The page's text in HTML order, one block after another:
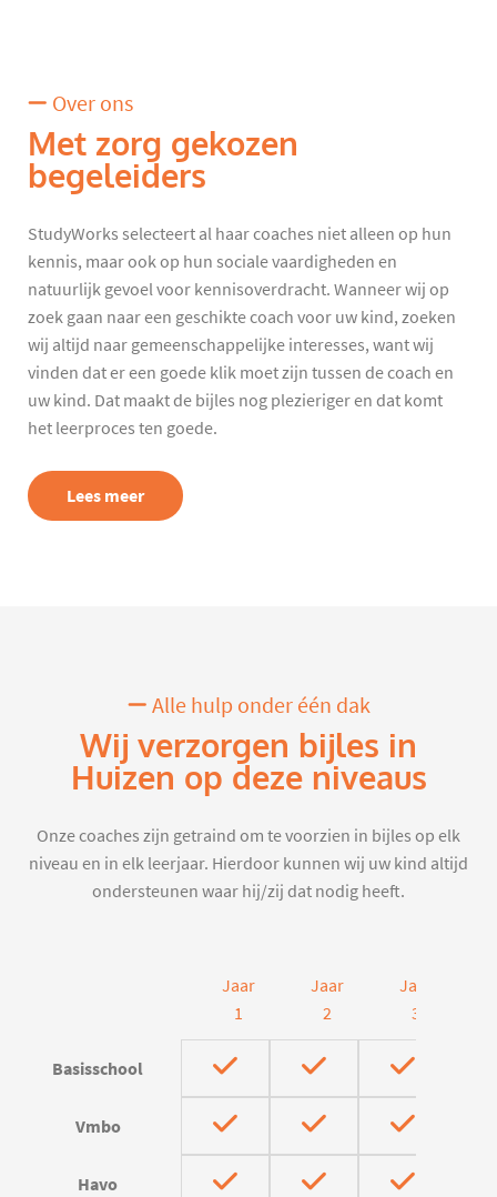
Over ons
Met zorg gekozen
begeleiders
StudyWorks selecteert al haar coaches niet alleen op hun
kennis, maar ook op hun sociale vaardigheden en
natuurlijk gevoel voor kennisoverdracht. Wanneer wij op
zoek gaan naar een geschikte coach voor uw kind, zoeken
wij altijd naar gemeenschappelijke interesses, want wij
vinden dat er een goede klik moet zijn tussen de coach en
uw kind. Dat maakt de bijles nog plezieriger en dat komt
het leerproces ten goede.
Lees meer
Alle hulp onder één dak
Wij verzorgen bijles in
Huizen op deze niveaus
Onze coaches zijn getraind om te voorzien in bijles op elk
niveau en in elk leerjaar. Hierdoor kunnen wij uw kind altijd
ondersteunen waar hij/zij dat nodig heeft.
Jaar
1
Jaar
2
Jaar
3
Basisschool
Vmbo
Havo